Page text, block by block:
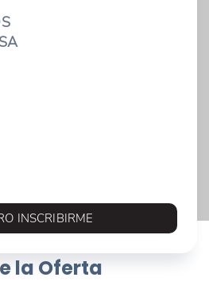
INSCRIBIRME
la Oferta